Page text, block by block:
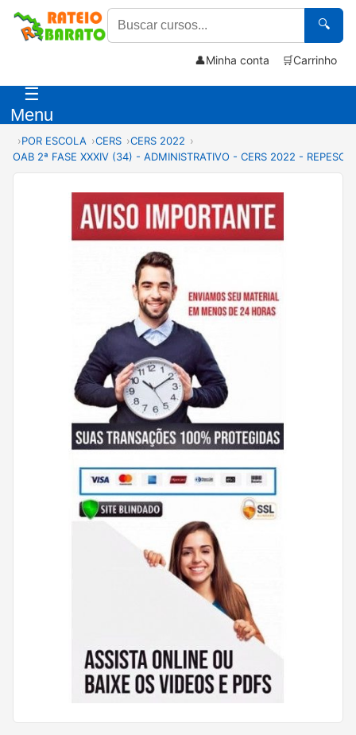
🔍
👤Minha conta 🛒Carrinho
☰
Menu
POR ESCOLA CERS
CERS 2022
OAB 2ª FASE XXXIV (34) - ADMINISTRATIVO - CERS 2022 -